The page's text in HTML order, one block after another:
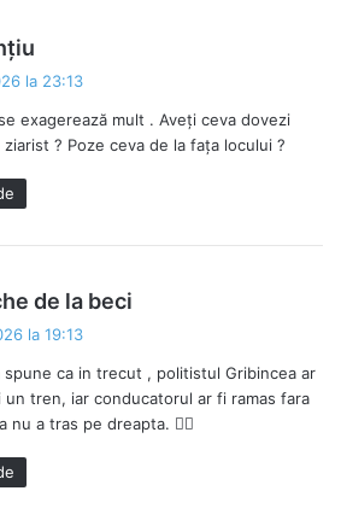
n
e
la 23:13
exagerează mult . Aveți ceva dovezi
? Poze ceva de la fața locului ?
de la beci
n
e
:
la 19:13
spune ca in trecut , politistul Gribincea ar
tren, iar conducatorul ar fi ramas fara
nu a tras pe dreapta. 😶‍🌫️